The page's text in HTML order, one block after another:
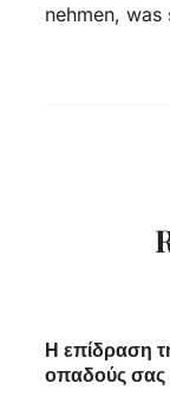
nehmen, was
Η επίδραση
οπαδούς σας